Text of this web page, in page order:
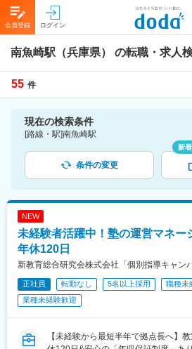
会員登録 ログイン
南魚崎駅（兵庫県） の転職・求人
55 件
現在の検索条件
[路線・駅]南魚崎駅
条件の変更
新
NEW
未経験者活躍中！塾の運営マネー
年休120日
新教育総合研究会株式会社「個別指導キャンパ
正社員 転勤なし 5名以上採用
職種未
業種未経験歓迎
【未経験から最短半年で拠点長へ】